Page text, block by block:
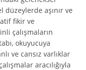
düzeylerde aşınır ve
fikir ve
çalışmaların
okuyucuya
ve cansız varlıklar
aracılığıyla